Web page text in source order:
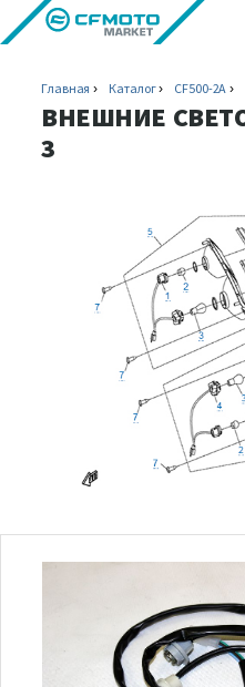
Главная Каталог CF500-2A
ВНЕШНИЕ
3